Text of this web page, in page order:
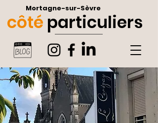
Mortagne-sur-Sèvre
côté particuliers